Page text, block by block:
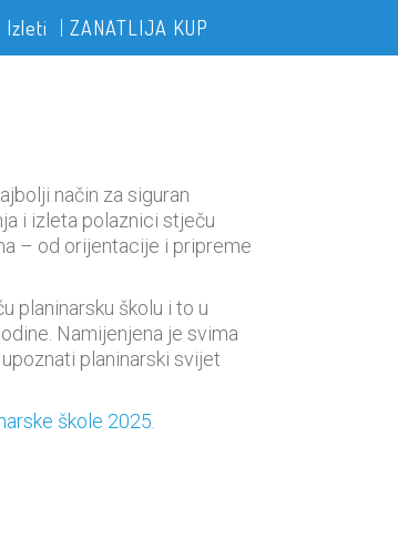
Izleti ZANATLIJA KUP
način za siguran
i izleta polaznici stječu
– od orijentacije i pripreme
planinarsku školu i to u
Namijenjena je svima
planinarski svijet
škole 2025.